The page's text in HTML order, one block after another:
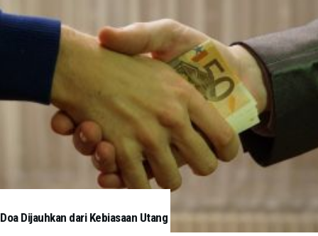
Doa Dijauhkan dari Kebiasaan Utang